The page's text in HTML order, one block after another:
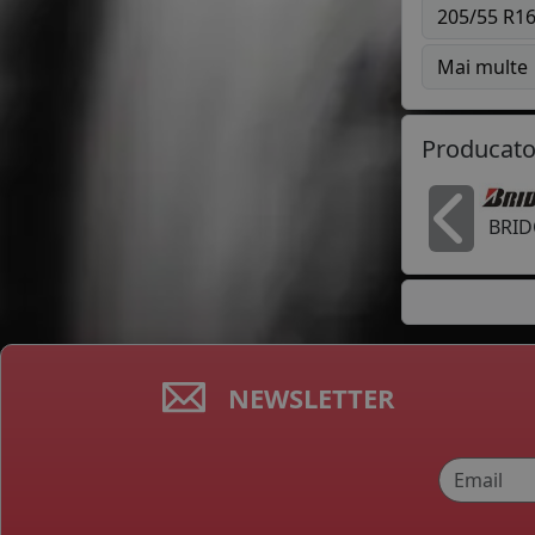
205/55 R16
Mai multe
NEWSLETTER